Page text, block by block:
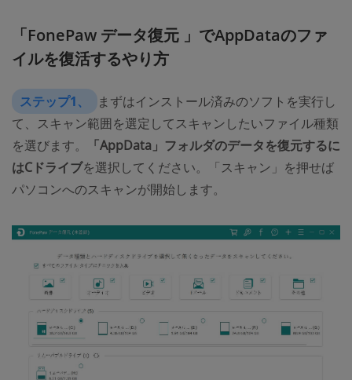
「FonePaw データ復元 」でAppDataのファ
イルを復活するやり方
ステップ1、
まずはインストール済みのソフトを実行し
て、スキャン範囲を選定してスキャンしたいファイル種類
を選びます。
「AppData」フォルダのデータを復元するに
はCドライブを選択してください。「スキャン」を押せば
パソコンへのスキャンが開始します。